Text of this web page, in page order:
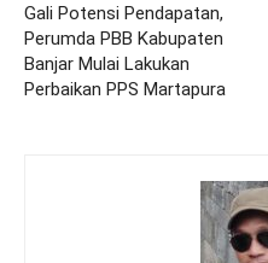
Gali Potensi Pendapatan,
Perumda PBB Kabupaten
Banjar Mulai Lakukan
Perbaikan PPS Martapura